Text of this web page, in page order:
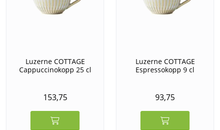
Luzerne COTTAGE
Cappuccinokopp 25 cl
153,75
Luzerne COTTAGE
Espressokopp 9 cl
93,75